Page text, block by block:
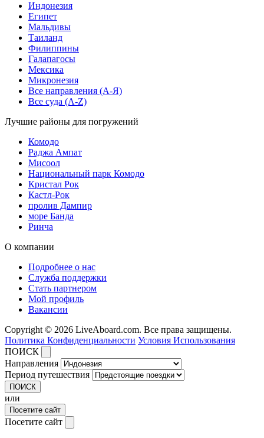
Индонезия
Египет
Мальдивы
Таиланд
Филиппины
Галапагосы
Мексика
Микронезия
Все направления (A-Я)
Все суда (A-Z)
Лучшие районы для погружений
Комодо
Раджа Ампат
Мисоол
Национальный парк Комодо
Кристал Рок
Кастл-Рок
пролив Дампир
море Банда
Ринча
О компании
Подробнее о нас
Служба поддержки
Стать партнером
Мой профиль
Вакансии
Copyright © 2026 LiveAboard.com. Все права защищены.
Политика Конфиденциальности Условия Использования
ПОИСК
Направления
Период путешествия
ПОИСК
или
Посетите сайт
Посетите сайт